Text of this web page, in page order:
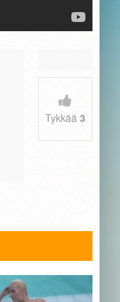
Tykkää 3